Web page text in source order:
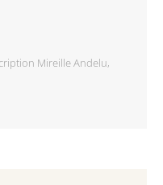
Mireille Andelu,